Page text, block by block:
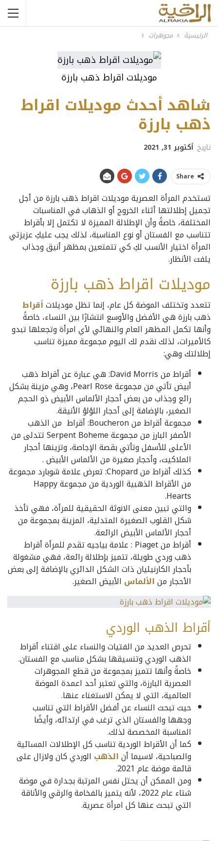
الرئيسية مجوهرات
موديلات اقراط ذهب بارزة
شاهد أحدث موديلات اقراط
ذهب بارزة
تاريخ أكتوبر 31, 2021
Share
تستخدم المرأة العصرية موديلات اقراط ذهب بارزة من أجل
تجميل إطلالتها أثناء الخروج أو الذهاب في المناسبات
المختلفة، خاصةً وأن الإطلالة المميزة لا تكتمل إلا بأقراط
تتناسب مع الفستان أو نوع المناسبة، لذلك يجب عليكِ عزيزتي
المرأة اختيار الأنسب لكِ كي تتمتعين بمظهر أنيق وجذاب
يلفت الأنظار.
موديلات اقراط ذهب بارزة
تتعدد وتختلف الموضة كل عام، إنما تظل موديلاتأقراط
ذهب بارزة هي الأفضل والأوسع انتشارًا بين النساء، خاصةً
وأنها تكمل المظهر العام والنهائي لأي امرأة وتجعلها تبدو
كالأميرات، لذلك نقدم لك اليوم مجموعة مميزة تناسب
إطلالتك وهي:
أقراط من David Morris: هي عبارة عن أقراط ذهب
أبيض تأتي من مجموعة Pearl Rose، وهي مزينة بشكل
رائع وجذاب من بعض أحجار الألماس الأبيض ذو الحجم
الصغير، بالإضافة إلى أحجار اللؤلؤ الأنيقة.
مجموعة أقراط من Boucheron: أقراط من الذهب
الأصفر البارز من مجموعة Serpent Boheme تتدلى من
الأعلى للأسفل وتأتي بقصة الإجاصة، وتزينها أحجار
الملاكيت، وأحجار صغيرة من الألماس الأبيض .
كذلك أقراط من Chopard: تعرض علامة شوبارد مجموعة
من الأقراط الذهبية الوردية من مجموعة Happy
Hearts.
والتي تبين معنى الانوثة الحقيقية للمرأة، فهي تأخذ
شكل القلوب الصغيرة المتدلية، المزينة بمجموعة من
أحجار الألماس الأبيض الرائعة.
أقراط من Piaget : علامة بياجيه تقدم للمرأة أقراط
ذهب وردي طويلة، تتميز بإطلالة رائعة، فهي مشغولة
بأحجار الكارنيليان ذات الشكل الدائري بالإضافة إلى بعض
الأحجار منالألماس الأبيض الصغير.
أقراط الذهب الوردي
تحرص العديد من الفتيات والنساء على اقتناء أقراط
الذهب الوردي وتنسيقها بشكل مناسب مع الفستان.
خاصةً وأنها تتميز بمجموعة من قطع المجوهرات
العصرية البارزة، والتي تعتبر أحد اعمدة الموضة
العالمية، التي لا يمكن الاستغناء عنها.
حيث تبحث النساء عن أفضل الأقراط التي تناسب
وجهها والفستان الذي ترغب في ارتدائه، وأيضًا
المناسبة المخصصة لذلك.
كما أن الأقراط الوردية تناسب كل الإطلالات المسائية
والصباحية، لاسيما أنالذهب الوردي كان ولازال على
قائمة موضة عام 2021.
ومن الممكن أن يحتل نفس المرتبة بجدارة في موضة
شتاء عام 2022، لأنه يتميز بالفخامة والرقي والأناقة
التي تبحث عنها كل امرأة عصرية.